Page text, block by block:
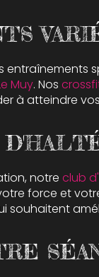
entraînements
Muy. Nos
à atteindre
notre club
force et
souhaitent